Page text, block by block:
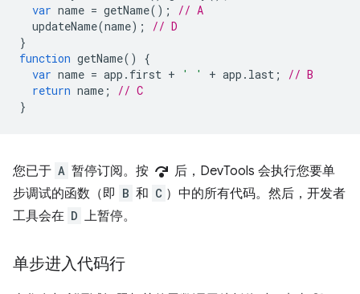
var name = getName();
// A
updateName(name);
// D
}
function getName()
{
var name = app . first + ' ' + app . last ;
// B
return name ;
// C
}
您已于 A 暂停订阅。按 step_over 后，DevTools 会执行您要单
步调试的函数（即 B 和 C ）中的所有代码。然后，开发者
工具会在 D 上暂停。
单步进入代码行